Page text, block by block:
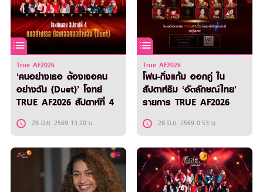
True AF2026
‘คนอย่างเธอ ต้องเจอคน
อย่างฉัน (Duet)’ โจทย์
TRUE AF2026 สัปดาห์ที่ 4
28 มิ.ย. 2569 13:20 น.
True AF2026
โฟน-กิ่งแก้ม ออกคู่ ใน
สัปดาห์ธีม ‘อัตลักษณ์ไทย’
รายการ TRUE AF2026
28 มิ.ย. 2569 0:53 น.